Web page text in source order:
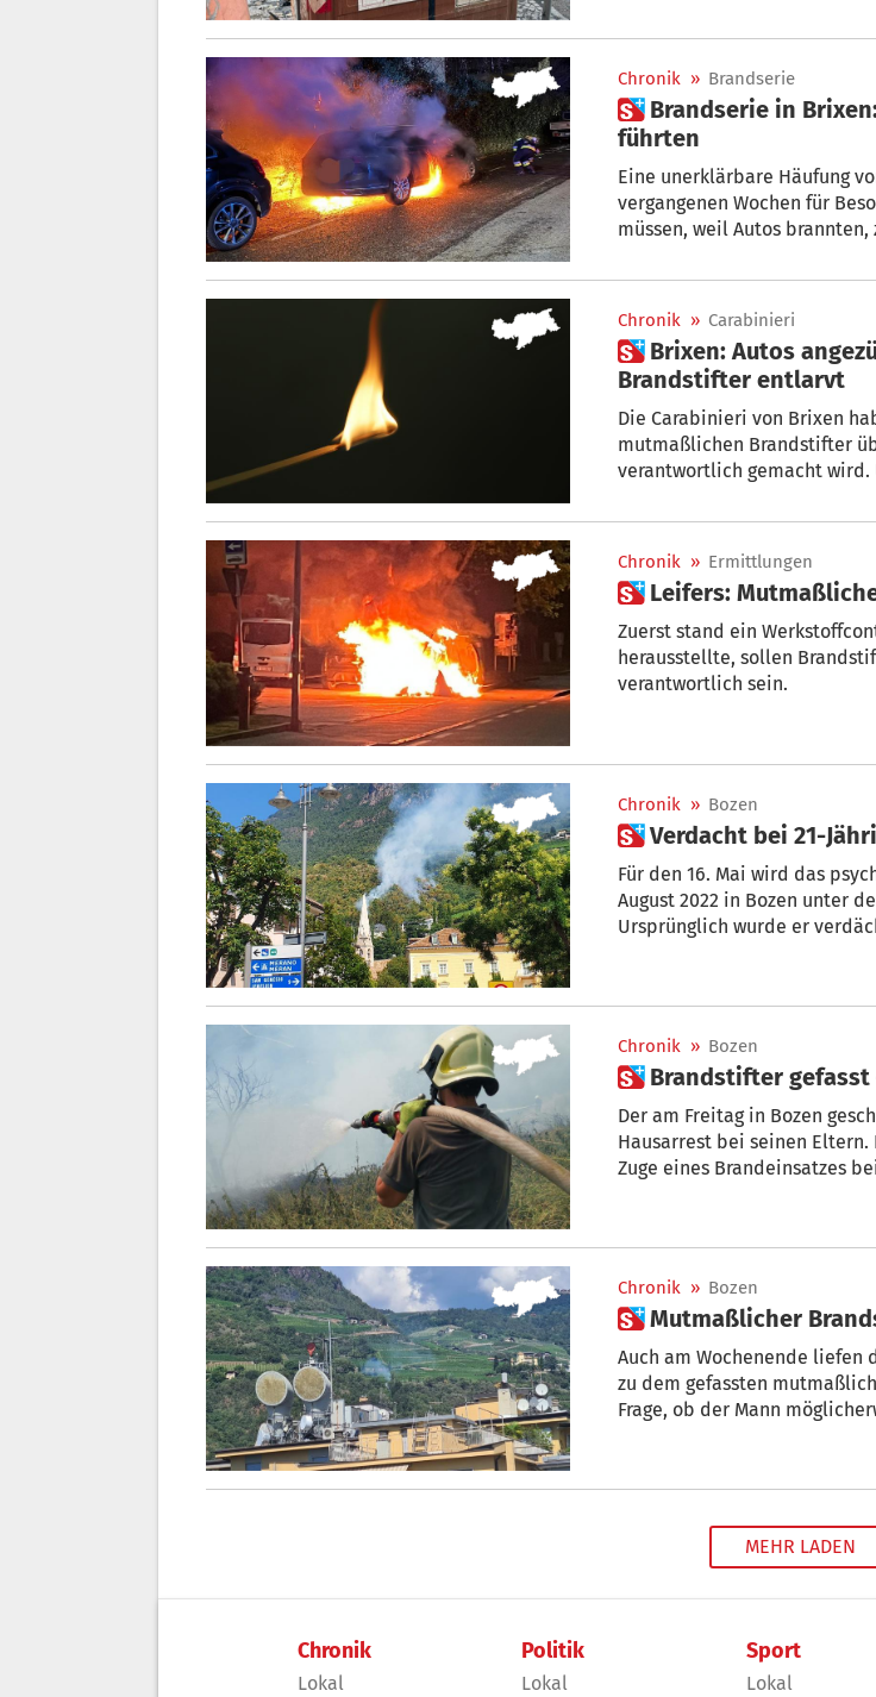
Chronik » Brandserie
 Brandserie in Brixen: Wie die Spuren zu einem jungen Pusterer
führten
Eine unerklärbare Häufung
vergangenen Wochen für
müssen, weil Autos
aus dem Pustertal.
Chronik » Carabinieri
 Brixen: Autos angezündet, dann Feuerwehr beobachtet –
Brandstifter entlarvt
Die Carabinieri von Brixen
mutmaßlichen Brandstifter
verantwortlich gemacht
Chronik » Ermittlungen
Zuerst stand ein
herausstellte, sollen Brandstifter für das Feuer vor gut einer Woche in Leifers
verantwortlich sein.
Chronik » Bozen
 Verdacht bei 21-
Für den 16. Mai wird das
August 2022 in Bozen unter
Ursprünglich wurde er
Chronik » Bozen
Der am Freitag in Bozen geschnappte
Hausarrest bei seinen
Zuge eines Brandeinsatzes
Chronik » Bozen
Auch am Wochenende
zu dem gefassten
Frage, ob der Mann
die Aussage zu verweigern.
MEHR LADEN
Chronik
Lokal
Politik
Lokal
Sport
Lokal